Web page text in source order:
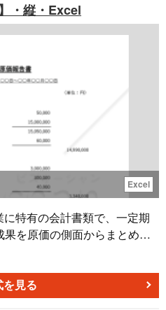
売上総利益・営業利益・経
することで、事業の収益性
判断や金融機関への提出資
プレートの利
較に＞ 複数年度の損益データ
上や利益の推移を簡単に把
締役会での報告資料に＞ 横型
較や説明がしやすく、会議
用を正確に入力し、誤差がな
しょう。 ＜科目を自社に合わ
などの内訳を自社の勘定科目
度ごとに追記・長期比較も
を追加することで、業績の
トの利用
ドしてすぐに利用可能＞ 追加
務分析を効率化できます。 ＜
単＞ 年度ごとのシート追加
・縦・Excel
Excel
特有の会計書類で、一定期
を原価の側面からまとめた
コストの内訳を明らかに
持ちます。 ■利用する
といった決算業務において、
を見る